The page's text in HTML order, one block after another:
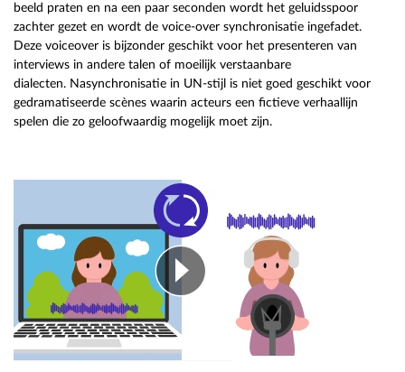
beeld praten en na een paar seconden wordt het geluidsspoor
zachter gezet en wordt de voice-over synchronisatie ingefadet.
Deze voiceover is bijzonder geschikt voor het presenteren van
interviews in andere talen of moeilijk verstaanbare
dialecten. Nasynchronisatie in UN-stijl is niet goed geschikt voor
gedramatiseerde scènes waarin acteurs een fictieve verhaallijn
spelen die zo geloofwaardig mogelijk moet zijn.